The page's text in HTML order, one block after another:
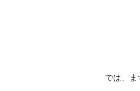
では、ま